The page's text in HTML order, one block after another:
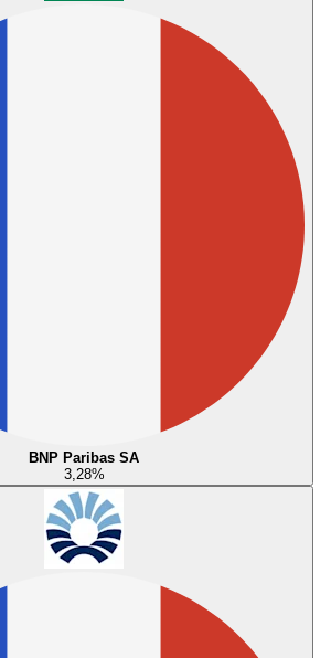
BNP Paribas SA
3,28%